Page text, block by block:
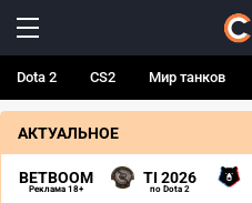
Dota 2 CS2 Мир танков
АКТУАЛЬНОЕ
BETBOOM
Реклама 18+
TI 2026
по Dota 2